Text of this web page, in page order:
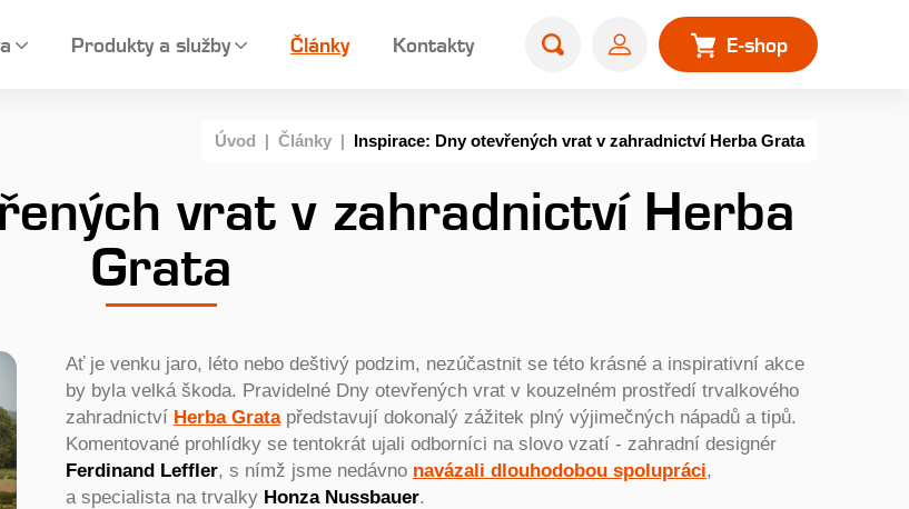
Produkty a služby Články Kontakty E-shop
Úvod | Články | Inspirace: Dny otevřených vrat v zahradnictví Herba Grata
vrat v zahradnictví Herba
Grata
Ať je venku jaro, léto nebo deštivý podzim, nezúčastnit se této krásné a inspirativní akce
by byla velká škoda. Pravidelné Dny otevřených vrat v kouzelném prostředí trvalkového
zahradnictví Herba Gratapředstavují dokonalý zážitek plný výjimečných nápadů a tipů.
Komentované prohlídky se tentokrát ujali odborníci na slovo vzatí - zahradní designér
Ferdinand Leffler, s nímž jsme nedávno navázali dlouhodobou spolupráci,
a specialista na trvalky Honza Nussbauer.